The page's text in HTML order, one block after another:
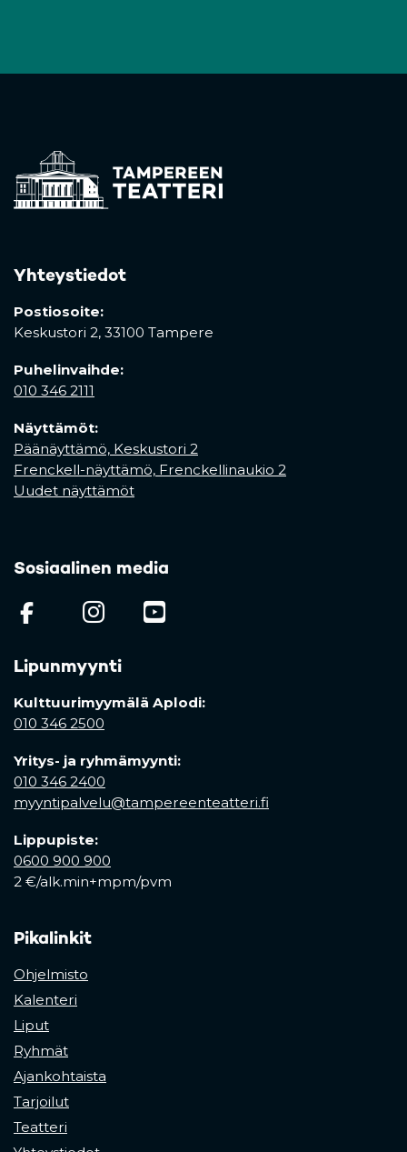
Yhteystiedot
Postiosoite:
Keskustori 2, 33100 Tampere
Puhelinvaihde:
010 346 2111
Näyttämöt:
Päänäyttämö, Keskustori 2
Frenckell-näyttämö, Frenckellinaukio 2
Uudet näyttämöt
Sosiaalinen media
(opens in a new tab)
(opens in a new tab)
Lipunmyynti
Kulttuurimyymälä Aplodi:
010 346 2500
Yritys- ja ryhmämyynti:
010 346 2400
myyntipalvelu@tampereenteatteri.fi
Lippupiste:
0600 900 900
2 €/alk.min+mpm/pvm
Pikalinkit
Ohjelmisto
Kalenteri
Liput
Ryhmät
Ajankohtaista
Tarjoilut
Teatteri